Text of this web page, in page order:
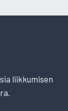
liikkumisen